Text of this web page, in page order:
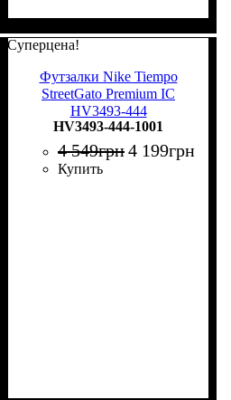
Суперцена!
Футзалки Nike Tiempo
StreetGato Premium IC
HV3493-444
HV3493-444-1001
4 549грн4 199грн
Купить